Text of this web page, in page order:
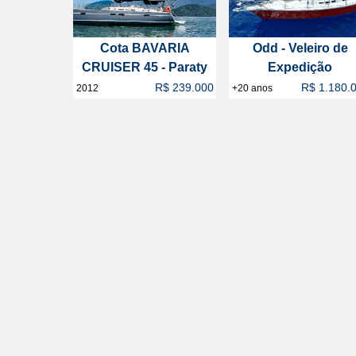
Cota BAVARIA
CRUISER 45 - Paraty
2012 R$ 239.000
Odd - Veleiro de
Expedição
+20 anos R$